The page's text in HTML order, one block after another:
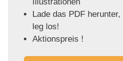
Lade das PDF
leg los!
Aktionspreis !